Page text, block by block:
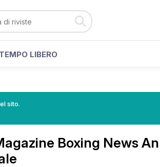
TEMPO LIBERO
sito.
Boxing News